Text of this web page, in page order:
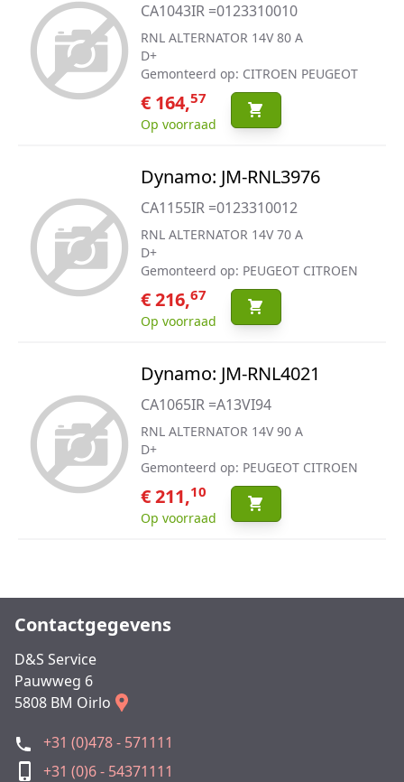
CA1043IR =0123310010
RNL ALTERNATOR 14V 80 A
D+
Gemonteerd op: CITROEN PEUGEOT
€ 164,57
Op voorraad
Dynamo: JM-RNL3976
CA1155IR =0123310012
RNL ALTERNATOR 14V 70 A
D+
Gemonteerd op: PEUGEOT CITROEN
€ 216,67
Op voorraad
Dynamo: JM-RNL4021
CA1065IR =A13VI94
RNL ALTERNATOR 14V 90 A
D+
Gemonteerd op: PEUGEOT CITROEN
€ 211,10
Op voorraad
Contactgegevens
D&S Service
Pauwweg 6
5808 BM Oirlo
+31 (0)478 - 571111
+31 (0)6 - 54371111